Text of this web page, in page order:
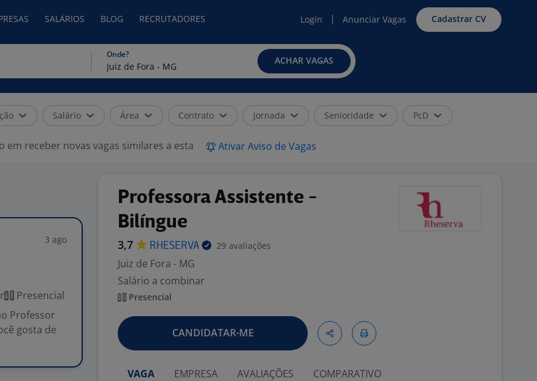
SALÁRIOS BLOG RECRUTADORES Login Anunciar Vagas Cadastrar CV
Onde?
ACHAR VAGAS
Salário Área Contrato Jornada Senioridade PcD
em receber novas vagas similares a esta Ativar Aviso de Vagas
3 ago
Presencial
Professor
gosta de
Professora Assistente -
Bilíngue
3,7 RHESERVA 29 avaliações
Juiz de Fora - MG
Salário a combinar
Presencial
CANDIDATAR-ME
VAGA EMPRESA AVALIAÇÕES COMPARATIVO